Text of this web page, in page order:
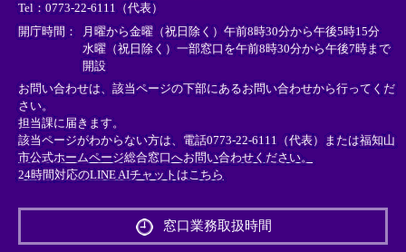
ク
＞
ク
＞
ク
＞
Tel：0773-22-6111（代表）
開庁時間：
月曜から金曜（祝日除く）午前8時30分から午後5時15分
水曜（祝日除く）一部窓口を午前8時30分から午後7時まで
開設
お問い合わせは、該当ページの下部にあるお問い合わせから行ってくだ
さい。
担当課に届きます。
該当ページがわからない方は、電話0773-22-6111（代表）または福知山
市公式ホームページ総合窓口へお問い合わせください。
24時間対応のLINE AIチャットはこちら
外
リ
窓口業務取扱時間